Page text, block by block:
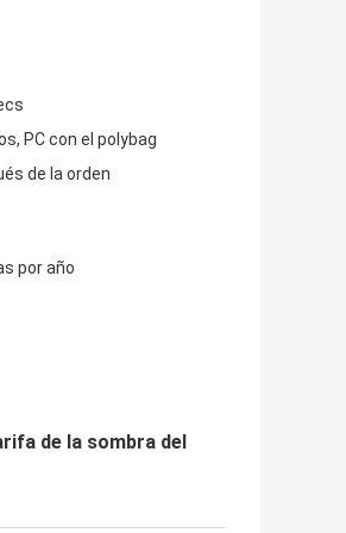
PC con el polybag
de la orden
por año
de la sombra del